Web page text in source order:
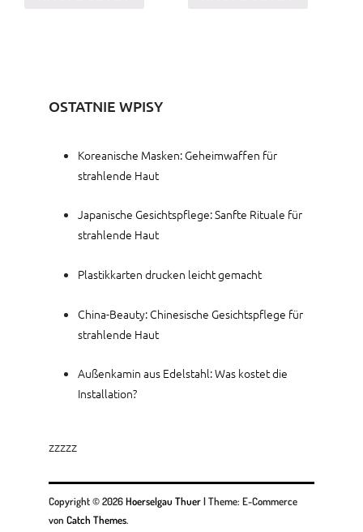
OSTATNIE WPISY
Koreanische Masken: Geheimwaffen für
strahlende Haut
Japanische Gesichtspflege: Sanfte Rituale für
strahlende Haut
Plastikkarten drucken leicht gemacht
China-Beauty: Chinesische Gesichtspflege für
strahlende Haut
Außenkamin aus Edelstahl: Was kostet die
Installation?
zzzzz
Copyright © 2026Hoerselgau Thuer|Theme: E-Commerce
von Catch Themes.